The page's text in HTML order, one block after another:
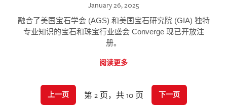
January 26, 2025
融合了美国宝石学会 (AGS) 和美国宝石研究院 (GIA) 独特
专业知识的宝石和珠宝行业盛会 Converge 现已开放注
册。
阅读更多
上一页 第 2 页，共 10 页 下一页